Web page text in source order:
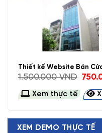
Thiết kế Website Bán
1.500.000VND
Giá
là:
Xem thực tế
XEM DEMO THỰC TẾ